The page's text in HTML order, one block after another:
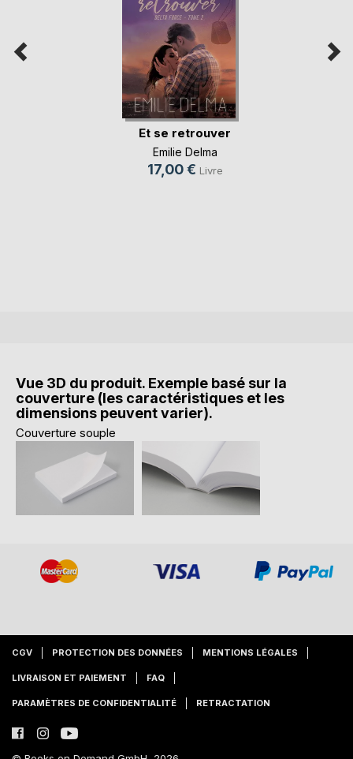
Et se retrouver
Emilie Delma
17,00 € Livre
Vue 3D du produit. Exemple basé sur la
couverture (les caractéristiques et les
dimensions peuvent varier).
Couverture souple
CGV PROTECTION DES DONNÉES MENTIONS LÉGALES
LIVRAISON ET PAIEMENT FAQ
PARAMÈTRES DE CONFIDENTIALITÉ RETRACTATION